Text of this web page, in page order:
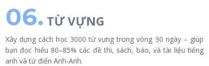
06. TỪ VỰNG
Xây dựng cách học 3000 từ vựng trong vòng 30 ngày – giúp
bạn đọc hiểu 80–85% các đề thi, sách, báo, và tài liệu tiếng
anh và từ điển Anh-Anh.